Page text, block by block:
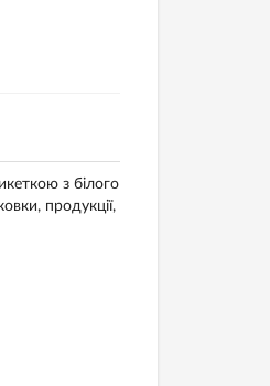
з білого
продукції,